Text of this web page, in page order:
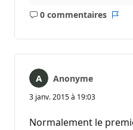
0 commentaires
Aucun
Anonyme
3 janv. 2015 à 19:03
Normalement le